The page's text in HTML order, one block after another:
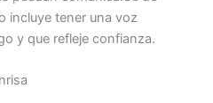
incluye tener una voz
y que refleje confianza.